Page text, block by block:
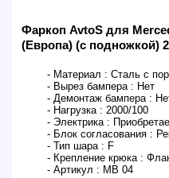
Фаркоп AvtoS для
(Европа) (с подножкой)
- Материал : Сталь с
- Вырез бампера : Нет
- Демонтаж бампера :
- Нагрузка : 2000/100
- Электрика :
- Блок согласования :
- Тип шара : F
- Крепление крюка :
- Артикул : MB 04